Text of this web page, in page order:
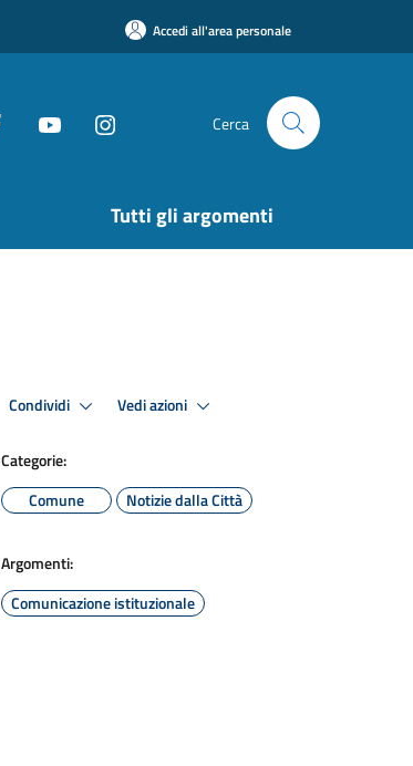
Accedi all'area personale
Cerca
Tutti gli argomenti
Condividi Vedi azioni
Categorie:
Comune
Notizie dalla Città
Argomenti:
Comunicazione istituzionale